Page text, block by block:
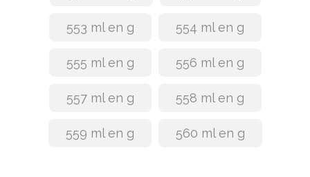
553 ml en g 554 ml en g
555 ml en g 556 ml en g
557 ml en g 558 ml en g
559 ml en g 560 ml en g